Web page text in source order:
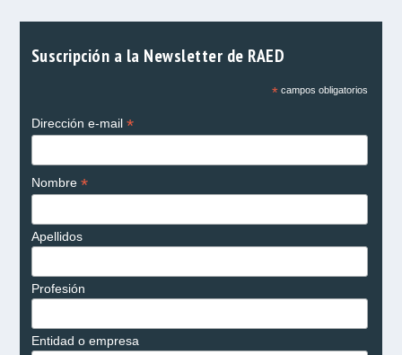
Suscripción a la Newsletter de RAED
*campos obligatorios
Dirección e-mail *
Nombre *
Apellidos
Profesión
Entidad o empresa